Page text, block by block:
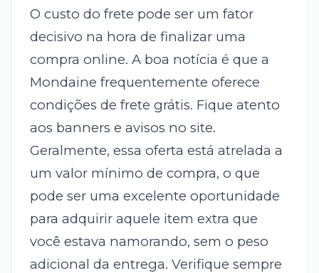
O custo do frete pode ser um fator
decisivo na hora de finalizar uma
compra online. A boa notícia é que a
Mondaine frequentemente oferece
condições de frete grátis. Fique atento
aos banners e avisos no site.
Geralmente, essa oferta está atrelada a
um valor mínimo de compra, o que
pode ser uma excelente oportunidade
para adquirir aquele item extra que
você estava namorando, sem o peso
adicional da entrega. Verifique sempre